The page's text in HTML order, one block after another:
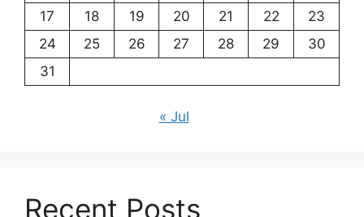
17
18 19 20 21 22
23
24
25 26 27 28 29
30
31
« Jul
Recent Posts